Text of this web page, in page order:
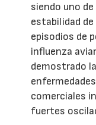
siendo uno
estabilidad
episodios de
influenza
demostrado
comerciales
fuertes